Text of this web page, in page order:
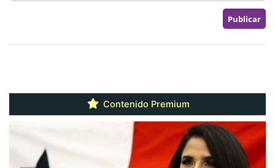
Contenido Premium